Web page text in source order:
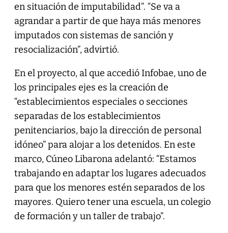
en situación de imputabilidad”. “Se va a
agrandar a partir de que haya más menores
imputados con sistemas de sanción y
resocialización”, advirtió.
En el proyecto, al que accedió Infobae, uno de
los principales ejes es la creación de
“establecimientos especiales o secciones
separadas de los establecimientos
penitenciarios, bajo la dirección de personal
idóneo” para alojar a los detenidos. En este
marco, Cúneo Libarona adelantó: “Estamos
trabajando en adaptar los lugares adecuados
para que los menores estén separados de los
mayores. Quiero tener una escuela, un colegio
de formación y un taller de trabajo”.